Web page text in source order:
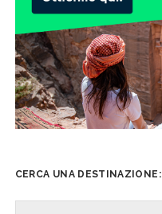
CERCA UNA DESTINAZIONE: